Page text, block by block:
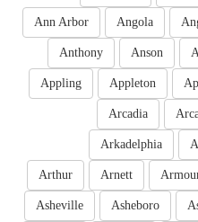
Angola
Ann Arbor
Anson
Anthony
Appleton
Appling
Arcadia
Arkadelphia
Arnett
Arthur
Asheboro
Asheville